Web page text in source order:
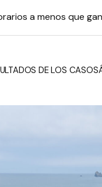
a menos que
DE LOS CASOS